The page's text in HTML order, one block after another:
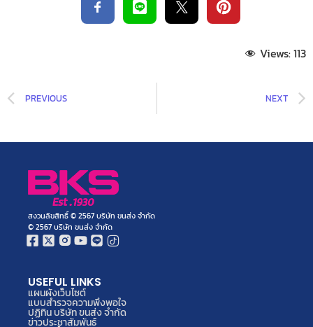
Views:113
PREVIOUS NEXT
สงวนลิขสิทธิ์ © 2567 บริษัท ขนส่ง จำกัด
© 2567 บริษัท ขนส่ง จำกัด
USEFUL LINKS
แผนผังเว็บไซต์
แบบสำรวจความพึงพอใจ
ปฏิทิน บริษัท ขนส่ง จำกัด
ข่าวประชาสัมพันธ์